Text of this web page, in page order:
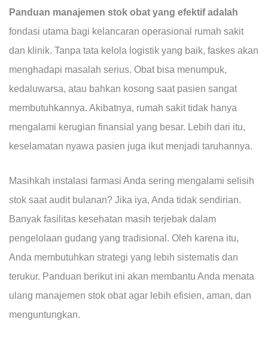
Panduan manajemen stok obat yang efektif adalah
fondasi utama bagi kelancaran operasional rumah sakit
dan klinik. Tanpa tata kelola logistik yang baik, faskes akan
menghadapi masalah serius. Obat bisa menumpuk,
kedaluwarsa, atau bahkan kosong saat pasien sangat
membutuhkannya. Akibatnya, rumah sakit tidak hanya
mengalami kerugian finansial yang besar. Lebih dari itu,
keselamatan nyawa pasien juga ikut menjadi taruhannya.
Masihkah instalasi farmasi Anda sering mengalami selisih
stok saat audit bulanan? Jika iya, Anda tidak sendirian.
Banyak fasilitas kesehatan masih terjebak dalam
pengelolaan gudang yang tradisional. Oleh karena itu,
Anda membutuhkan strategi yang lebih sistematis dan
terukur. Panduan berikut ini akan membantu Anda menata
ulang manajemen stok obat agar lebih efisien, aman, dan
menguntungkan.